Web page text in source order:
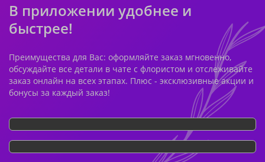
В приложении удобнее и
быстрее!
Преимущества для Вас: оформляйте заказ мгновенно,
обсуждайте все детали в чате с флористом и отслеживайте
заказ онлайн на всех этапах. Плюс - эксклюзивные акции и
бонусы за каждый заказ!